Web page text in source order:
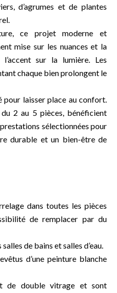
d’agrumes et de plantes
ce projet moderne et
mise sur les nuances et la
sur la lumière. Les
chaque bien prolongent le
pour laisser place au confort.
2 au 5 pièces, bénéficient
sélectionnées pour
durable et un bien-être de
dans toutes les pièces
de remplacer par du
de bains et salles d’eau.
d’une peinture blanche
de double vitrage et sont